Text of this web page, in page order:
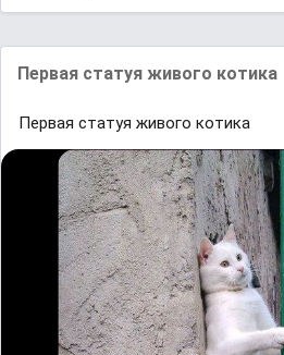
Первая статуя живого котика
Первая статуя живого котика